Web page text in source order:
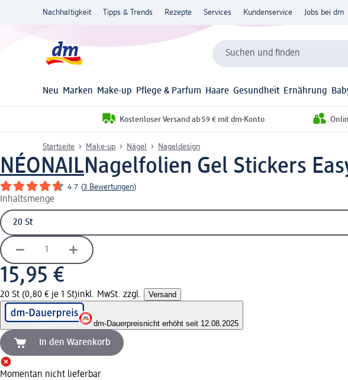
Nachhaltigkeit Tipps & Trends Rezepte Services Kundenservice Jobs bei dm
Suchen und finden
Neu Marken Make-up Pflege & Parfum Haare Gesundheit Ernährung
Kostenloser Versand ab 59 € mit dm-Konto
Startseite Make-up Nägel Nageldesign
NÉONAILNagelfolien Gel Stickers
4.7 (3 Bewertungen)
Inhaltsmenge
15,95 €
20 St (0,80 € je 1 St)inkl. MwSt. zzgl. Versand
dm-Dauerpreisnicht erhöht seit 12.08.2025
In den Warenkorb
Momentan nicht lieferbar